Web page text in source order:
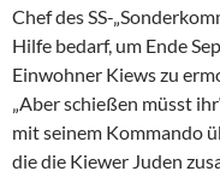
Chef des SS-
Hilfe bedarf, um Ende
Einwohner Kiews zu
„Aber schießen müsst
mit seinem Kommando
die die Kiewer Juden